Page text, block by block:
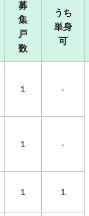
募
集
戸
数
うち
単身
可
1 -
1 -
1 1